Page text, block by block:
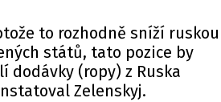
to rozhodně sníží ruskou
států, tato pozice by
dodávky (ropy) z Ruska
Zelenskyj.